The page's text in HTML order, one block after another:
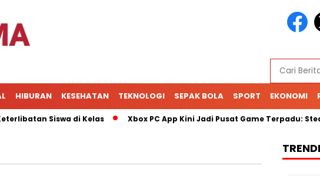
HIBURAN KESEHATAN TEKNOLOGI SEPAK BOLA SPORT EKONOMI
Siswa di Kelas Xbox PC App Kini Jadi Pusat Game Terpadu: